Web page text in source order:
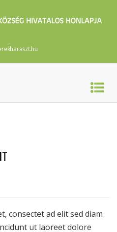
consectet ad elit sed diam
ut laoreet dolore